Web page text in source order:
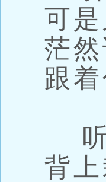
可
茫
跟
听
背上